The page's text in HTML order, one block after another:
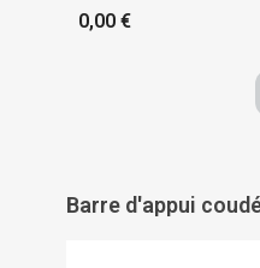
0,00 €